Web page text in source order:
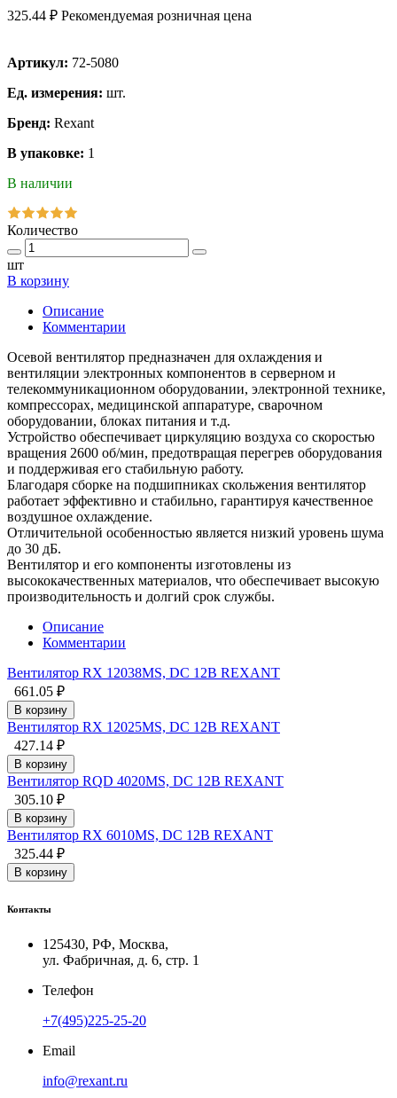
325.44 ₽ Рекомендуемая розничная цена
Артикул: 72-5080
Ед. измерения: шт.
Бренд: Rexant
В упаковке: 1
В наличии
Количество
шт
В корзину
Описание
Комментарии
Осевой вентилятор предназначен для охлаждения и
вентиляции электронных компонентов в серверном и
телекоммуникационном оборудовании, электронной технике,
компрессорах, медицинской аппаратуре, сварочном
оборудовании, блоках питания и т.д.
Устройство обеспечивает циркуляцию воздуха со скоростью
вращения 2600 об/мин, предотвращая перегрев оборудования
и поддерживая его стабильную работу.
Благодаря сборке на подшипниках скольжения вентилятор
работает эффективно и стабильно, гарантируя качественное
воздушное охлаждение.
Отличительной особенностью является низкий уровень шума
до 30 дБ.
Вентилятор и его компоненты изготовлены из
высококачественных материалов, что обеспечивает высокую
производительность и долгий срок службы.
Описание
Комментарии
Вентилятор RХ 12038MS, DC 12В REXANT
661.05 ₽
В корзину
Вентилятор RХ 12025MS, DC 12В REXANT
427.14 ₽
В корзину
Вентилятор RQD 4020MS, DC 12В REXANT
305.10 ₽
В корзину
Вентилятор RX 6010MS, DC 12В REXANT
325.44 ₽
В корзину
Контакты
125430, РФ, Москва,
ул. Фабричная, д. 6, стр. 1
Телефон
+7(495)225-25-20
Email
info@rexant.ru